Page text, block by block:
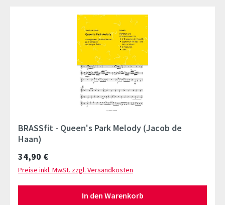
BRASSfit - Queen's Park Melody (Jacob de
Haan)
Regulärer Preis:
34,90 €
Preise inkl. MwSt. zzgl. Versandkosten
In den Warenkorb